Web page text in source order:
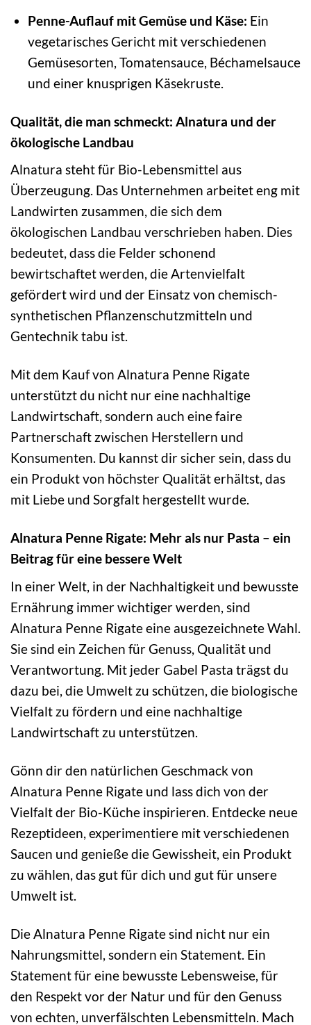
Penne-Auflauf mit Gemüse und Käse: Ein
vegetarisches Gericht mit verschiedenen
Gemüsesorten, Tomatensauce, Béchamelsauce
und einer knusprigen Käsekruste.
Qualität, die man schmeckt: Alnatura und der
ökologische Landbau
Alnatura steht für Bio-Lebensmittel aus
Überzeugung. Das Unternehmen arbeitet eng mit
Landwirten zusammen, die sich dem
ökologischen Landbau verschrieben haben. Dies
bedeutet, dass die Felder schonend
bewirtschaftet werden, die Artenvielfalt
gefördert wird und der Einsatz von chemisch-
synthetischen Pflanzenschutzmitteln und
Gentechnik tabu ist.
Mit dem Kauf von Alnatura Penne Rigate
unterstützt du nicht nur eine nachhaltige
Landwirtschaft, sondern auch eine faire
Partnerschaft zwischen Herstellern und
Konsumenten. Du kannst dir sicher sein, dass du
ein Produkt von höchster Qualität erhältst, das
mit Liebe und Sorgfalt hergestellt wurde.
Alnatura Penne Rigate: Mehr als nur Pasta – ein
Beitrag für eine bessere Welt
In einer Welt, in der Nachhaltigkeit und bewusste
Ernährung immer wichtiger werden, sind
Alnatura Penne Rigate eine ausgezeichnete Wahl.
Sie sind ein Zeichen für Genuss, Qualität und
Verantwortung. Mit jeder Gabel Pasta trägst du
dazu bei, die Umwelt zu schützen, die biologische
Vielfalt zu fördern und eine nachhaltige
Landwirtschaft zu unterstützen.
Gönn dir den natürlichen Geschmack von
Alnatura Penne Rigate und lass dich von der
Vielfalt der Bio-Küche inspirieren. Entdecke neue
Rezeptideen, experimentiere mit verschiedenen
Saucen und genieße die Gewissheit, ein Produkt
zu wählen, das gut für dich und gut für unsere
Umwelt ist.
Die Alnatura Penne Rigate sind nicht nur ein
Nahrungsmittel, sondern ein Statement. Ein
Statement für eine bewusste Lebensweise, für
den Respekt vor der Natur und für den Genuss
von echten, unverfälschten Lebensmitteln. Mach